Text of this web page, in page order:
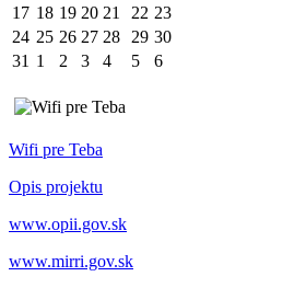
17 18 19 20 21 22 23
24 25 26 27 28 29 30
31 1 2 3 4 5 6
Wifi pre Teba
Opis projektu
www.opii.gov.sk
www.mirri.gov.sk